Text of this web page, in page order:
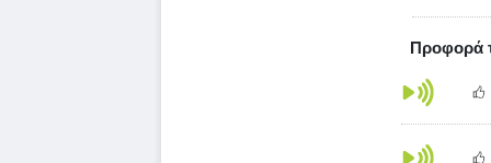
Προφορά